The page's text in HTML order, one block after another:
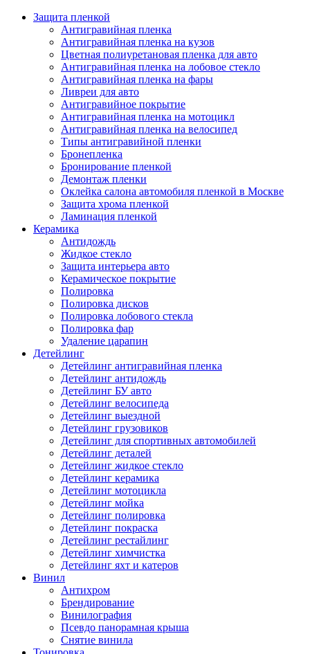
Защита пленкой
Антигравийная пленка
Антигравийная пленка на кузов
Цветная полиуретановая пленка для авто
Антигравийная пленка на лобовое стекло
Антигравийная пленка на фары
Ливреи для авто
Антигравийное покрытие
Антигравийная пленка на мотоцикл
Антигравийная пленка на велосипед
Типы антигравийной пленки
Бронепленка
Бронирование пленкой
Демонтаж пленки
Оклейка салона автомобиля пленкой в Москве
Защита хрома пленкой
Ламинация пленкой
Керамика
Антидождь
Жидкое стекло
Защита интерьера авто
Керамическое покрытие
Полировка
Полировка дисков
Полировка лобового стекла
Полировка фар
Удаление царапин
Детейлинг
Детейлинг антигравийная пленка
Детейлинг антидождь
Детейлинг БУ авто
Детейлинг велосипеда
Детейлинг выездной
Детейлинг грузовиков
Детейлинг для спортивных автомобилей
Детейлинг деталей
Детейлинг жидкое стекло
Детейлинг керамика
Детейлинг мотоцикла
Детейлинг мойка
Детейлинг полировка
Детейлинг покраска
Детейлинг рестайлинг
Детейлинг химчистка
Детейлинг яхт и катеров
Винил
Антихром
Брендирование
Винилография
Псевдо панорамная крыша
Снятие винила